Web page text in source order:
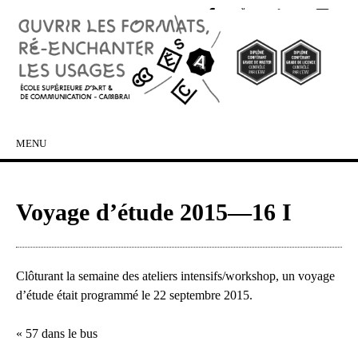
MENU
Voyage d’étude 2015—16 I
Clôturant la semaine des ateliers intensifs/workshop, un voyage
d’étude était programmé le 22 septembre 2015.
« 57 dans le bus